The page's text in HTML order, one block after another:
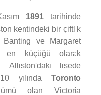
1891 tarihinde
kentindeki bir çiftlik
ve Margaret
en küçüğü olarak
Alliston'daki lisede
yılında Toronto
olan Victoria